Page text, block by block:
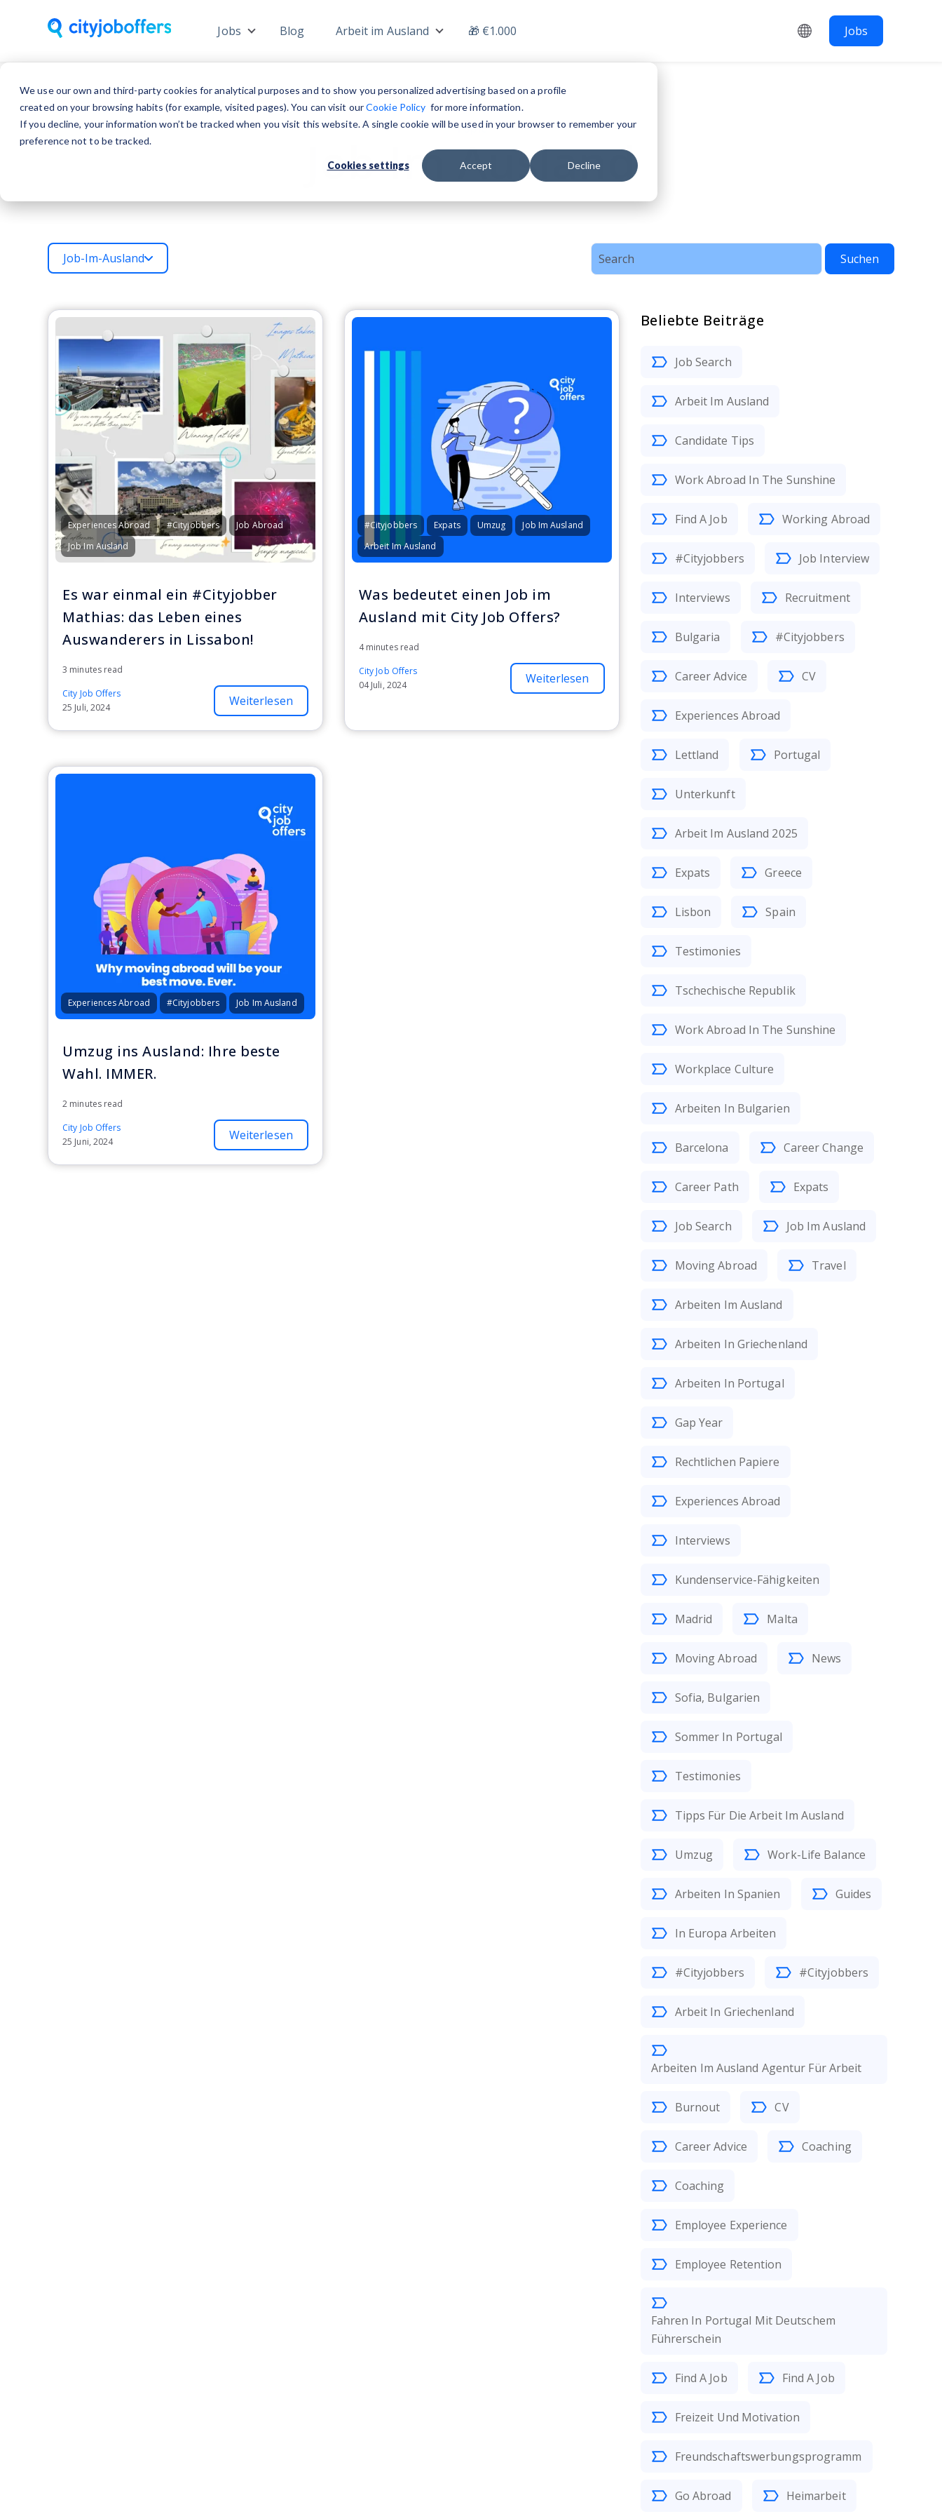
We use our own and third-party cookies for analytical purposes and to show you personalized advertising based on a profile
created on your browsing habits (for example, visited pages). You can visit ourCookie Policy for more information.
If you decline, your information won’t be tracked when you visit this website. A single cookie will be used in your browser to remember your
preference not to be tracked.
Cookies settings Accept Decline
Jobs Show submenu for Jobs
Blog Arbeit im Ausland Show submenu for Arbeit im Ausland
🎁 €1.000 Jobs
Topic
Job Im Ausland
Job-Im-Ausland Suchen
Beliebte Beiträge
Job Search
Arbeit Im Ausland
Candidate Tips
Work Abroad In The Sunshine
Find A Job Working Abroad
#Cityjobbers Job Interview
Interviews Recruitment
Bulgaria #Cityjobbers
Career Advice CV
Experiences Abroad
Lettland Portugal
Unterkunft
Arbeit Im Ausland 2025
Expats Greece
Lisbon Spain
Testimonies
Tschechische Republik
Work Abroad In The Sunshine
Workplace Culture
Arbeiten In Bulgarien
Barcelona Career Change
Career Path Expats
Job Search Job Im Ausland
Moving Abroad Travel
Arbeiten Im Ausland
Arbeiten In Griechenland
Arbeiten In Portugal
Gap Year
Rechtlichen Papiere
Experiences Abroad
Interviews
Kundenservice-Fähigkeiten
Madrid Malta
Moving Abroad News
Sofia, Bulgarien
Sommer In Portugal
Testimonies
Tipps Für Die Arbeit Im Ausland
Umzug Work-Life Balance
Arbeiten In Spanien Guides
In Europa Arbeiten
#Cityjobbers #Cityjobbers
Arbeit In Griechenland
Arbeiten Im Ausland Agentur Für Arbeit
Burnout CV
Career Advice Coaching
Coaching
Employee Experience
Employee Retention
Fahren In Portugal Mit Deutschem
Führerschein
Find A Job Find A Job
Freizeit Und Motivation
Freundschaftswerbungsprogramm
Go Abroad Heimarbeit
Experiences Abroad #Cityjobbers
Job Abroad
Job Im Ausland
Es war einmal ein #Cityjobber
Mathias: das Leben eines
Auswanderers in Lissabon!
3 minutes read
City Job Offers
25 Juli, 2024
Weiterlesen
#Cityjobbers Expats Umzug
Job Im Ausland
Arbeit Im Ausland
Was bedeutet einen Job im
Ausland mit City Job Offers?
4 minutes read
City Job Offers
04 Juli, 2024
Weiterlesen
Experiences Abroad #Cityjobbers Job Im Ausland
Umzug ins Ausland: Ihre beste
Wahl. IMMER.
2 minutes read
City Job Offers
25 Juni, 2024
Weiterlesen